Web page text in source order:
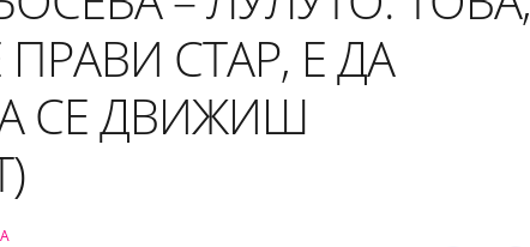
СТАР, Е ДА
СЕ ДВИЖИШ